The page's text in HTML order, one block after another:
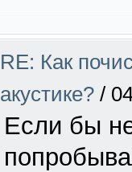
RE: Как
акустике? /
Если бы